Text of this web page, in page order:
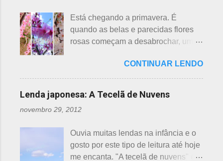
o
s
Está chegando a primavera. É
quando as belas e parecidas flores
rosas começam a desabrochar, uma
fevereiro, a segunda em março e, no
final de março até abril, as cerejeiras.
Lembrando que o clima pode
ou atrasando a florescência. Também
identificação ou com o nome das
flores, pelas cores e algumas
CONTINUAR LENDO
Lenda japonesa: A Tecelã de Nuvens
novembro 29, 2012
Ouvia muitas lendas na infância e o
gosto por este tipo de leitura até hoje
me encanta. "A tecelã de nuvens" é